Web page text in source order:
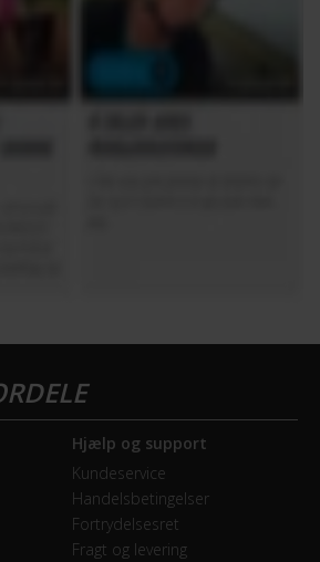
Hjælp og support
Kundeservice
Handelsbetingelser
Fortrydelsesret
Fragt og levering